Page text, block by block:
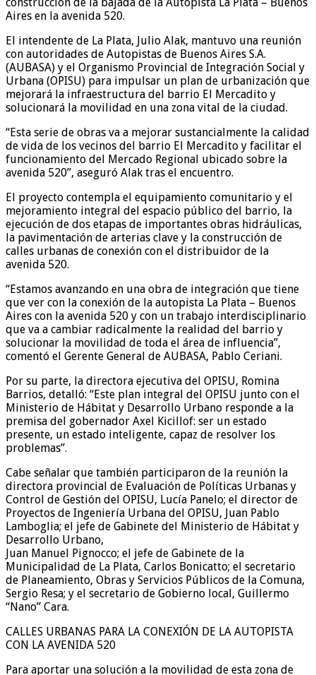
Aires en la avenida 520.
El intendente de La Plata, Julio Alak, mantuvo una reunión
con autoridades de Autopistas de Buenos Aires S.A.
(AUBASA) y el Organismo Provincial de Integración Social y
Urbana (OPISU) para impulsar un plan de urbanización que
mejorará la infraestructura del barrio El Mercadito y
solucionará la movilidad en una zona vital de la ciudad.
“Esta serie de obras va a mejorar sustancialmente la calidad
de vida de los vecinos del barrio El Mercadito y facilitar el
funcionamiento del Mercado Regional ubicado sobre la
avenida 520”, aseguró Alak tras el encuentro.
El proyecto contempla el equipamiento comunitario y el
mejoramiento integral del espacio público del barrio, la
ejecución de dos etapas de importantes obras hidráulicas,
la pavimentación de arterias clave y la construcción de
calles urbanas de conexión con el distribuidor de la
avenida 520.
“Estamos avanzando en una obra de integración que tiene
que ver con la conexión de la autopista La Plata – Buenos
Aires con la avenida 520 y con un trabajo interdisciplinario
que va a cambiar radicalmente la realidad del barrio y
solucionar la movilidad de toda el área de influencia”,
comentó el Gerente General de AUBASA, Pablo Ceriani.
Por su parte, la directora ejecutiva del OPISU, Romina
Barrios, detalló: “Este plan integral del OPISU junto con el
Ministerio de Hábitat y Desarrollo Urbano responde a la
premisa del gobernador Axel Kicillof: ser un estado
presente, un estado inteligente, capaz de resolver los
problemas”.
Cabe señalar que también participaron de la reunión la
directora provincial de Evaluación de Políticas Urbanas y
Control de Gestión del OPISU, Lucía Panelo; el director de
Proyectos de Ingeniería Urbana del OPISU, Juan Pablo
Lamboglia; el jefe de Gabinete del Ministerio de Hábitat y
Desarrollo Urbano,
Juan Manuel Pignocco; el jefe de Gabinete de la
Municipalidad de La Plata, Carlos Bonicatto; el secretario
de Planeamiento, Obras y Servicios Públicos de la Comuna,
Sergio Resa; y el secretario de Gobierno local, Guillermo
“Nano” Cara.
CALLES URBANAS PARA LA CONEXIÓN DE LA AUTOPISTA
CON LA AVENIDA 520
Para aportar una solución a la movilidad de esta zona de